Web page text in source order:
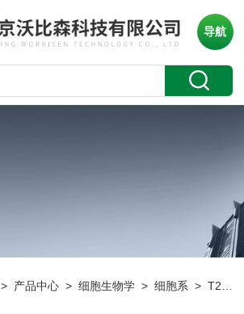
导航
> 产品中心 >细胞生物学 >细胞系 > T25/瓶小鼠睾丸畸胎瘤细胞 P19 CLD2040